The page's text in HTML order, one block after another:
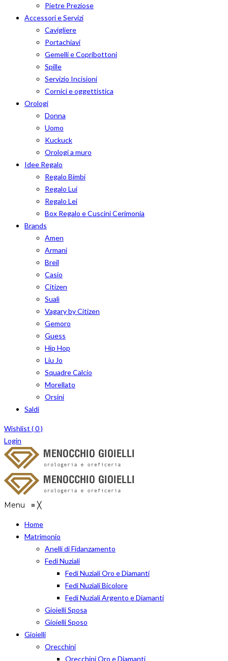
Pietre Preziose
Accessori e Servizi
Cavigliere
Portachiavi
Gemelli e Copribottoni
Spille
Servizio Incisioni
Cornici e oggettistica
Orologi
Donna
Uomo
Kuckuck
Orologi a muro
Idee Regalo
Regalo Bimbi
Regalo Lui
Regalo Lei
Box Regalo e Cuscini Cerimonia
Brands
Amen
Armani
Breil
Casio
Citizen
Sualì
Vagary by Citizen
Gemoro
Guess
Hip Hop
Liu Jo
Squadre Calcio
Morellato
Orsini
Saldi
Wishlist (0)
Login
Menu ≡ ╳
Home
Matrimonio
Anelli di Fidanzamento
Fedi Nuziali
Fedi Nuziali Oro e Diamanti
Fedi Nuziali Bicolore
Fedi Nuziali Argento e Diamanti
Gioielli Sposa
Gioielli Sposo
Gioielli
Orecchini
Orecchini Oro e Diamanti